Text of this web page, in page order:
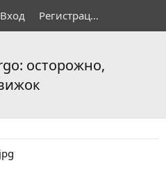
Вход Регистрация
осторожно,